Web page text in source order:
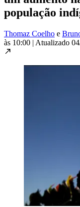
população
Thomaz Coelho e
às 10:00 | Atualizado